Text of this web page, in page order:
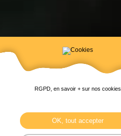
RGPD, en savoir + sur nos cookies
OK, tout accepter